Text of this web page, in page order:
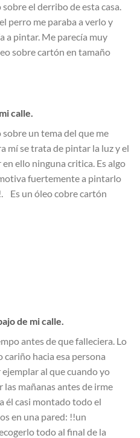
el derribo de esta casa.
perro me paraba a verlo y
a pintar. Me parecía muy
sobre cartón en tamaño
calle.
un tema del que me
mí se trata de pintar la luz y el
ello ninguna critica. Es algo
fuertemente a pintarlo
Es un óleo cobre cartón
de mi calle.
antes de que falleciera. Lo
hacia esa persona
al que cuando yo
las mañanas antes de irme
él casi montado todo el
en una pared: !!un
todo al final de la